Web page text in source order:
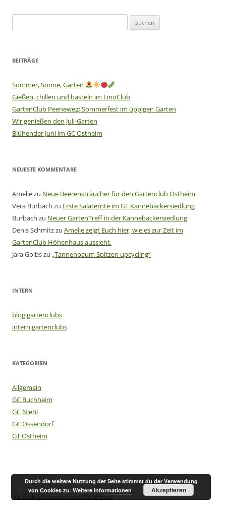
nach:
BEITRÄGE
Sommer, Sonne, Garten
Gießen, chillen und basteln im LinoClub
GartenClub Peeneweg: Sommerfest im üppigen Garten
Wir genießen den Juli-Garten
Blühender Juni im GC Ostheim
NEUESTE KOMMENTARE
Ameliezu Neue Beerensträucher für den Gartenclub Ostheim
Vera Burbach zu Erste Salaternte im GT Kannebäckersiedlung
Burbach zu Neuer GartenTreff in der Kannebäckersiedlung
Denis Schmitzzu Amelie zeigt Euch hier, wie es zur Zeit im
GartenClub Höhenhaus aussieht.
Jara Golbszu „Tannenbaum Spitzen upcycling“
INTERN
blog.gartenclubs
intern.gartenclubs
KATEGORIEN
Allgemein
GC Buchheim
GC Niehl
GC Ossendorf
GT Ostheim
Mit Stolz präsentiert von WordPress
Durch die weitere Nutzung der Seite stimmst du der Verwendung
von Cookies zu.Weitere Informationen Akzeptieren